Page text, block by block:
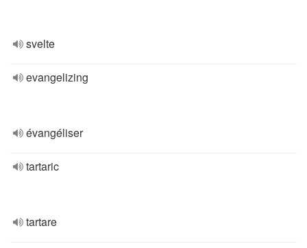
svelte
evangelizing
évangéliser
tartaric
tartare